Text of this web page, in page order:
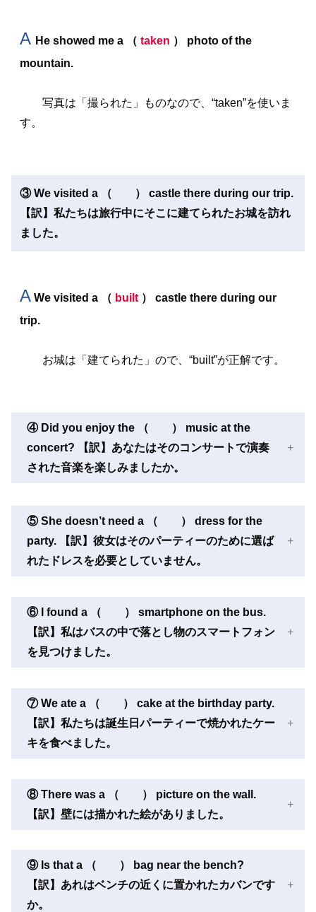
A He showed me a （ taken ） photo of the
mountain.
写真は「撮られた」ものなので、“taken”を使いま
す。
③ We visited a （ ） castle there during our trip.
【訳】私たちは旅行中にそこに建てられたお城を訪れ
ました。
A We visited a （ built ） castle there during our
trip.
お城は「建てられた」ので、“built”が正解です。
④ Did you enjoy the （ ） music at the
concert? 【訳】あなたはそのコンサートで演奏
された音楽を楽しみましたか。
⑤ She doesn’t need a （ ） dress for the
party. 【訳】彼女はそのパーティーのために選ば
れたドレスを必要としていません。
⑥ I found a （ ） smartphone on the bus.
【訳】私はバスの中で落とし物のスマートフォン
を見つけました。
⑦ We ate a （ ） cake at the birthday party.
【訳】私たちは誕生日パーティーで焼かれたケー
キを食べました。
⑧ There was a （ ） picture on the wall.
【訳】壁には描かれた絵がありました。
⑨ Is that a （ ） bag near the bench?
【訳】あれはベンチの近くに置かれたカバンです
か。